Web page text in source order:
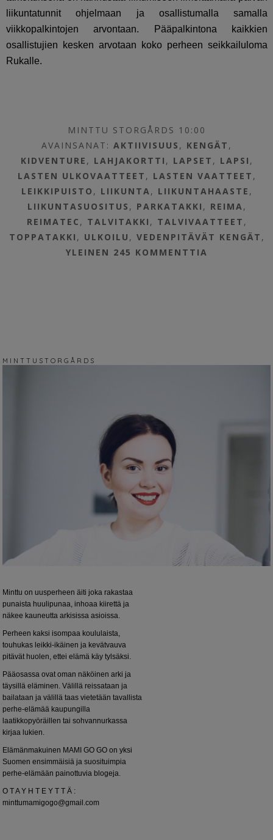
liikuntatunnit ohjelmaan ja osallistumalla samalla
viikkopalkintojen arvontaan. Pääpalkintona kaikkien
osallistujien kesken arvotaan koko perheen seikkailuloma
Rukalle.
MINTTU STORGÅRDS 10:00
AVAINSANAT:AKTIIVISUUS , KENGÄT ,
KIDVENTURE , LAHJAKORTTI , LAPSET , LAPSI ,
LASTEN ULKOVAATTEET , LASTEN VAATTEET ,
LEIKKIPUISTO , LIIKUNTA , LIIKUNTAHAASTE ,
LIIKUNTASUOSITUS , PARKATAKKI , REIMA ,
REIMATEC , TALVITAKKI , TALVIVAATTEET ,
TOPPATAKKI , ULKOILU , VEDENPITÄVÄT KENGÄT ,
YLEINEN 245 KOMMENTTIA
M I N T T U S T O R G Å R D S
Minttu on uusperheen äiti joka rakastaa
punaista huulipunaa, inhoaa kiirettä ja
näkee kauneutta arkisissa asioissa.
Perheen kaksi isompaa koululaista,
touhukas leikki-ikäinen ja kevätvauva
pitävät huolen, ettei elämä käy tylsäksi.
Pääosassa ovat oman näköinen arki ja
täysillä eläminen. Välillä reissataan ja
bailataan ja välillä taas vietetään tavallista
perhe-elämää kaupungilla
laatikkopyöräillen tai sohvannurkassa
kirjaa lukien.
Elämänmakuinen MAMI GO GO on yksi
Suomen ensimmäisiä ja suosituimpia
perhe-elämään painottuvia blogeja.
O T A Y H T E Y T T Ä :
minttumamigogo@gmail.com